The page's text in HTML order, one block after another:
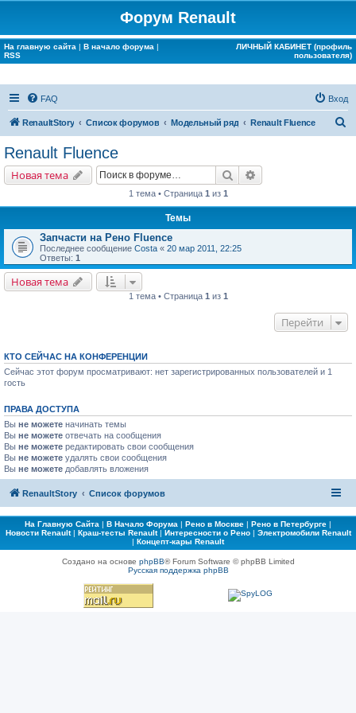
Форум Renault
На главную сайта | В начало форума |
RSS
ЛИЧНЫЙ КАБИНЕТ (профиль
пользователя)
FAQ Вход
RenaultStory Список форумов Модельный ряд Renault Fluence
Renault Fluence
Новая тема Поиск
1 тема • Страница 1 из 1
Темы
Запчасти на Рено Fluence
Последнее сообщение Costa « 20 мар 2011, 22:25
Ответы: 1
Новая тема
1 тема • Страница 1 из 1
Перейти
КТО СЕЙЧАС НА КОНФЕРЕНЦИИ
Сейчас этот форум просматривают: нет зарегистрированных пользователей и 1
гость
ПРАВА ДОСТУПА
Вы не можете начинать темы
Вы не можете отвечать на сообщения
Вы не можете редактировать свои сообщения
Вы не можете удалять свои сообщения
Вы не можете добавлять вложения
RenaultStory Список форумов
На Главную Сайта | В Начало Форума | Рено в Москве | Рено в Петербурге |
Новости Renault| Краш-тесты Renault| Интересности о Рено| Электромобили Renault
| Концепт-кары Renault
Создано на основе phpBB® Forum Software © phpBB Limited
Русская поддержка phpBB